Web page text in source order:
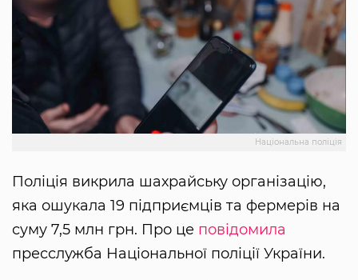
Національна поліція
Поліція викрила шахрайську організацію,
яка ошукала 19 підприємців та фермерів на
суму 7,5 млн грн. Про це повідомила
пресслужба Національної поліції України.